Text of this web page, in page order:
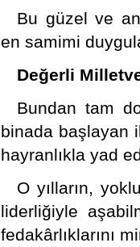
Bu güzel ve
en samimi
Değerli
Bundan tam
binada başlayan
hayranlıkla yad
O yılların,
liderliğiyle
fedakârlıklarını